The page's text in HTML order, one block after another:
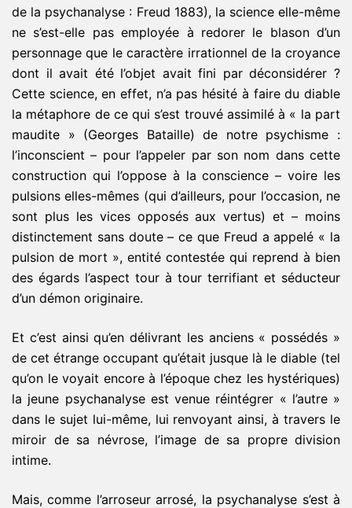
de la psychanalyse : Freud 1883), la science elle-même
ne s’est-elle pas employée à redorer le blason d’un
personnage que le caractère irrationnel de la croyance
dont il avait été l’objet avait fini par déconsidérer ?
Cette science, en effet, n’a pas hésité à faire du diable
la métaphore de ce qui s’est trouvé assimilé à « la part
maudite » (Georges Bataille) de notre psychisme :
l’inconscient – pour l’appeler par son nom dans cette
construction qui l’oppose à la conscience – voire les
pulsions elles-mêmes (qui d’ailleurs, pour l’occasion, ne
sont plus les vices opposés aux vertus) et – moins
distinctement sans doute – ce que Freud a appelé « la
pulsion de mort », entité contestée qui reprend à bien
des égards l’aspect tour à tour terrifiant et séducteur
d’un démon originaire.
Et c’est ainsi qu’en délivrant les anciens « possédés »
de cet étrange occupant qu’était jusque là le diable (tel
qu’on le voyait encore à l’époque chez les hystériques)
la jeune psychanalyse est venue réintégrer « l’autre »
dans le sujet lui-même, lui renvoyant ainsi, à travers le
miroir de sa névrose, l’image de sa propre division
intime.
Mais, comme l’arroseur arrosé, la psychanalyse s’est à